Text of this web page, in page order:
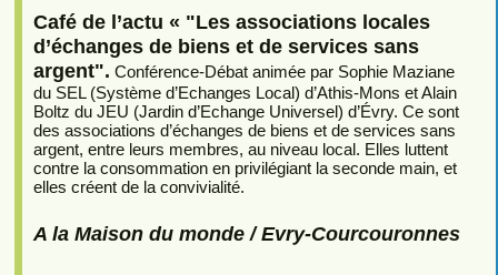
Café de l’actu « "Les associations locales
d’échanges de biens et de services sans
argent". Conférence-Débat animée par Sophie Maziane
du SEL (Système d’Echanges Local) d’Athis-Mons et Alain
Boltz du JEU (Jardin d’Echange Universel) d’Évry. Ce sont
des associations d’échanges de biens et de services sans
argent, entre leurs membres, au niveau local. Elles luttent
contre la consommation en privilégiant la seconde main, et
elles créent de la convivialité.
A la Maison du monde / Evry-Courcouronnes